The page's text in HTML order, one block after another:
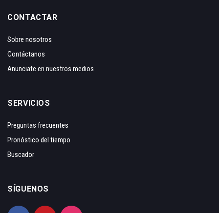
CONTACTAR
Sobre nosotros
Contáctanos
Anunciate en nuestros medios
SERVICIOS
Preguntas frecuentes
Pronóstico del tiempo
Buscador
SÍGUENOS